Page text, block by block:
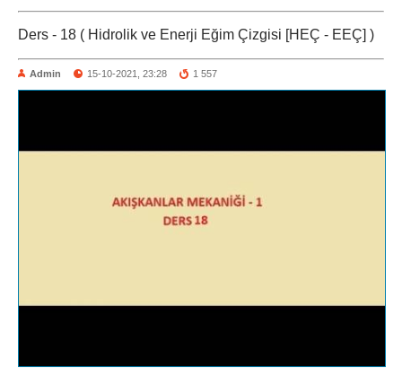
Ders - 18 ( Hidrolik ve Enerji Eğim Çizgisi [HEÇ - EEÇ] )
Admin 15-10-2021, 23:28 1 557